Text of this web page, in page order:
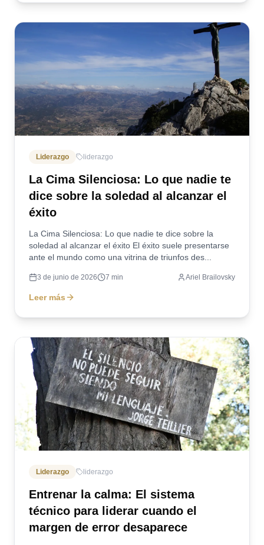
Liderazgo liderazgo
La Cima Silenciosa: Lo que nadie te
dice sobre la soledad al alcanzar el
éxito
La Cima Silenciosa: Lo que nadie te dice sobre la
soledad al alcanzar el éxito El éxito suele presentarse
ante el mundo como una vitrina de triunfos des...
3 de junio de 2026 7 min Ariel Brailovsky
Leer más
Liderazgo liderazgo
Entrenar la calma: El sistema
técnico para liderar cuando el
margen de error desaparece